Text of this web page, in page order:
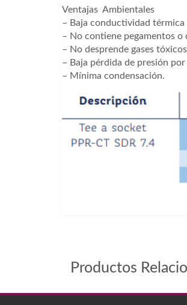
Ventajas Ambientales
– Baja conductividad térmica
– No contiene pegamentos o
– No desprende gases
– Baja pérdida de presión
– Mínima condensación.
Productos